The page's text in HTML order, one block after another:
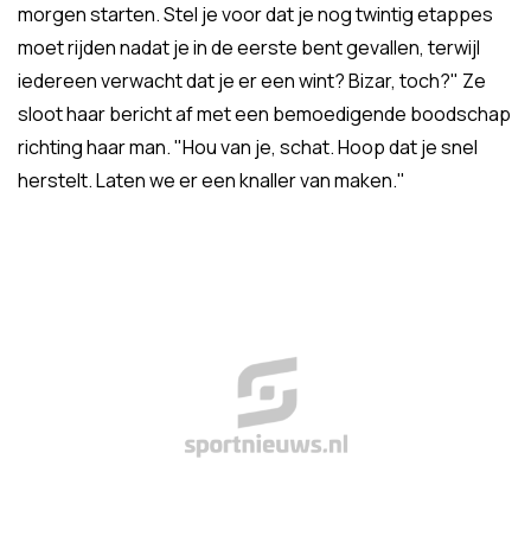
morgen starten. Stel je voor dat je nog twintig etappes
moet rijden nadat je in de eerste bent gevallen, terwijl
iedereen verwacht dat je er een wint? Bizar, toch?" Ze
sloot haar bericht af met een bemoedigende boodschap
richting haar man. "Hou van je, schat. Hoop dat je snel
herstelt. Laten we er een knaller van maken."